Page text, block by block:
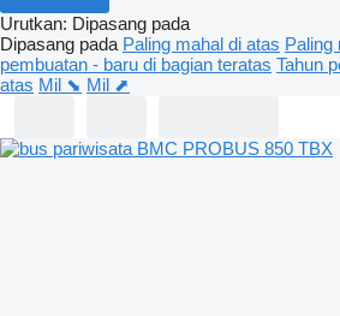
Urutkan: Dipasang pada
Dipasang pada Paling mahal di atas Paling
pembuatan - baru di bagian teratas Tahun
atas Mil ⬊ Mil ⬈